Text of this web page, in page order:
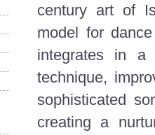
century art of
model for
integrates in a
technique,
sophisticated
creating a